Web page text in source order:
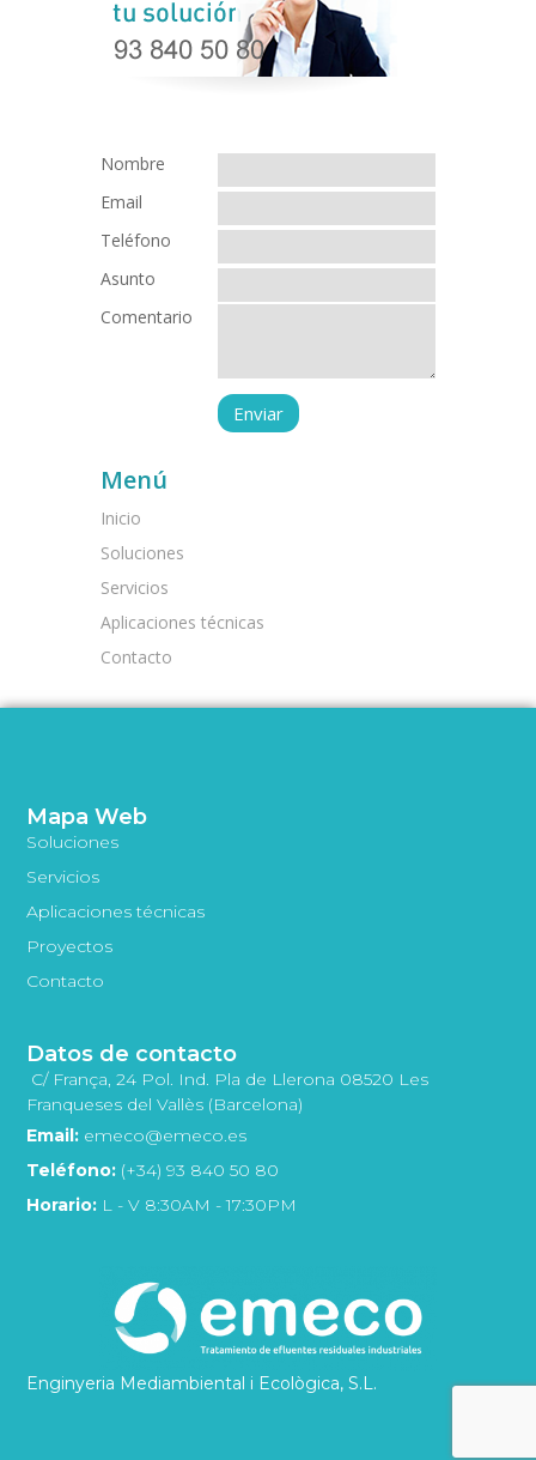
Nombre
Email
Teléfono
Asunto
Comentario
Menú
Inicio
Soluciones
Servicios
Aplicaciones técnicas
Contacto
Enginyeria Mediambiental i Ecològica, S.L.
Mapa Web
Soluciones
Servicios
Aplicaciones técnicas
Proyectos
Contacto
Datos de contacto
C/ França, 24 Pol. Ind. Pla de Llerona 08520 Les
Franqueses del Vallès (Barcelona)
Email: emeco@emeco.es
Teléfono: (+34) 93 840 50 80
Horario: L - V 8:30AM - 17:30PM